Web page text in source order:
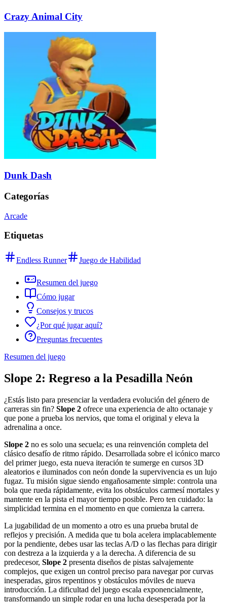
Crazy Animal City
Dunk Dash
Categorías
Arcade
Etiquetas
Endless Runner Juego de Habilidad
Resumen del juego
Cómo jugar
Consejos y trucos
¿Por qué jugar aquí?
Preguntas frecuentes
Resumen del juego
Slope 2: Regreso a la Pesadilla Neón
¿Estás listo para presenciar la verdadera evolución del género de
carreras sin fin? Slope 2 ofrece una experiencia de alto octanaje y
que pone a prueba los nervios, que toma el original y eleva la
adrenalina a once.
Slope 2 no es solo una secuela; es una reinvención completa del
clásico desafío de ritmo rápido. Desarrollada sobre el icónico marco
del primer juego, esta nueva iteración te sumerge en cursos 3D
aleatorios e iluminados con neón donde la supervivencia es un lujo
fugaz. Tu misión sigue siendo engañosamente simple: controla una
bola que rueda rápidamente, evita los obstáculos carmesí mortales y
mantente en la pista el mayor tiempo posible. Pero ten cuidado: la
simplicidad termina en el momento en que comienza la carrera.
La jugabilidad de un momento a otro es una prueba brutal de
reflejos y precisión. A medida que tu bola acelera implacablemente
por la pendiente, debes usar las teclas A/D o las flechas para dirigir
con destreza a la izquierda y a la derecha. A diferencia de su
predecesor, Slope 2 presenta diseños de pistas salvajemente
complejos, que exigen un control preciso para navegar por curvas
inesperadas, giros repentinos y obstáculos móviles de nueva
introducción. La dificultad del juego escala exponencialmente,
transformando un simple rodar en una lucha desesperada por la